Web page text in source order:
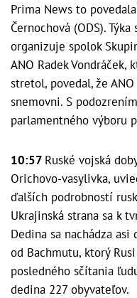
Prima News to
Černochová (ODS).
organizuje spolok
ANO Radek Vondráček,
stretol, povedal, že
snemovni. S
parlamentného výboru
10:57 Ruské vojská
Orichovo-vasylivka,
ďalších podrobností
Ukrajinská strana sa k
Dedina sa nachádza
od Bachmutu, ktorý
posledného sčítania
dedina 227 obyvateľov.